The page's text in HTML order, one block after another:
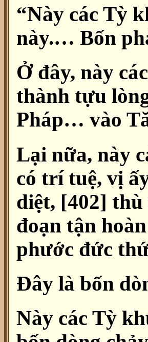
“Này các Tỳ
này.… Bốn
Ở đây, này
thành tựu
Pháp… vào
Lại nữa, này
có trí tuệ, vị
diệt, [402] thù
đoạn tận
phước đức
Đây là bốn
Này các Tỳ